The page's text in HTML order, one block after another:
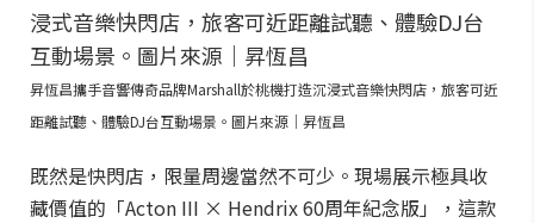
昇恆昌攜手音響傳奇品牌Marshall於桃機打造沉浸式音樂快閃店，旅客可近
距離試聽、體驗DJ台互動場景。圖片來源｜昇恆昌
既然是快閃店，限量周邊當然不可少。現場展示極具收
藏價值的「Acton III × Hendrix 60周年紀念版」，這款